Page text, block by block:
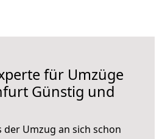
für Umzüge
Günstig und
der Umzug an sich schon